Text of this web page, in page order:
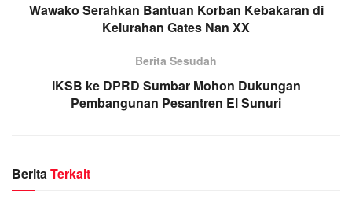
Wawako Serahkan Bantuan Korban Kebakaran di
Kelurahan Gates Nan XX
Berita Sesudah
IKSB ke DPRD Sumbar Mohon Dukungan
Pembangunan Pesantren El Sunuri
BeritaTerkait